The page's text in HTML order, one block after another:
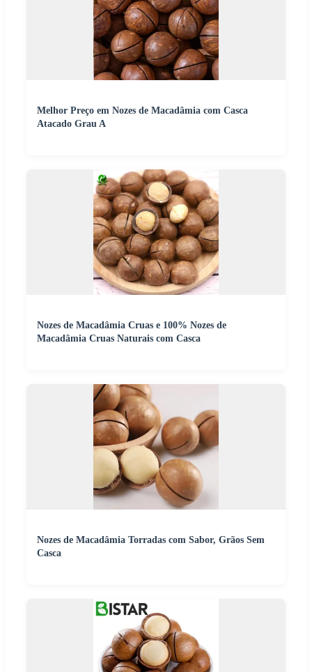
Melhor Preço em Nozes de Macadâmia com Casca
Atacado Grau A
Nozes de Macadâmia Cruas e 100% Nozes de
Macadâmia Cruas Naturais com Casca
Nozes de Macadâmia Torradas com Sabor, Grãos Sem
Casca